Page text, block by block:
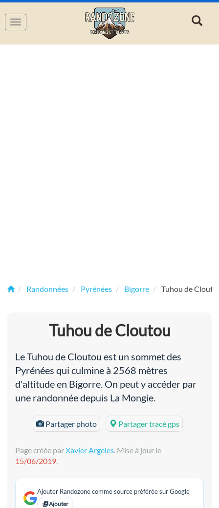
Navigation
Randonnées Pyrénées Bigorre Tuhou de
Tuhou de Cloutou
Le Tuhou de Cloutou est un sommet des
Pyrénées qui culmine à 2568 mètres
d'altitude en Bigorre. On peut y accéder par
une randonnée depuis La Mongie.
Partager photo Partager tracé gps
Page créée parXavier Argeles. Mise à jour le
15/06/2019.
Ajouter Randozone comme source préférée sur Google
Ajouter